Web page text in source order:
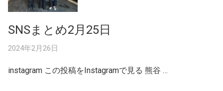
SNSまとめ2月25日
2024年2月26日
instagram この投稿をInstagramで見る 熊谷 …